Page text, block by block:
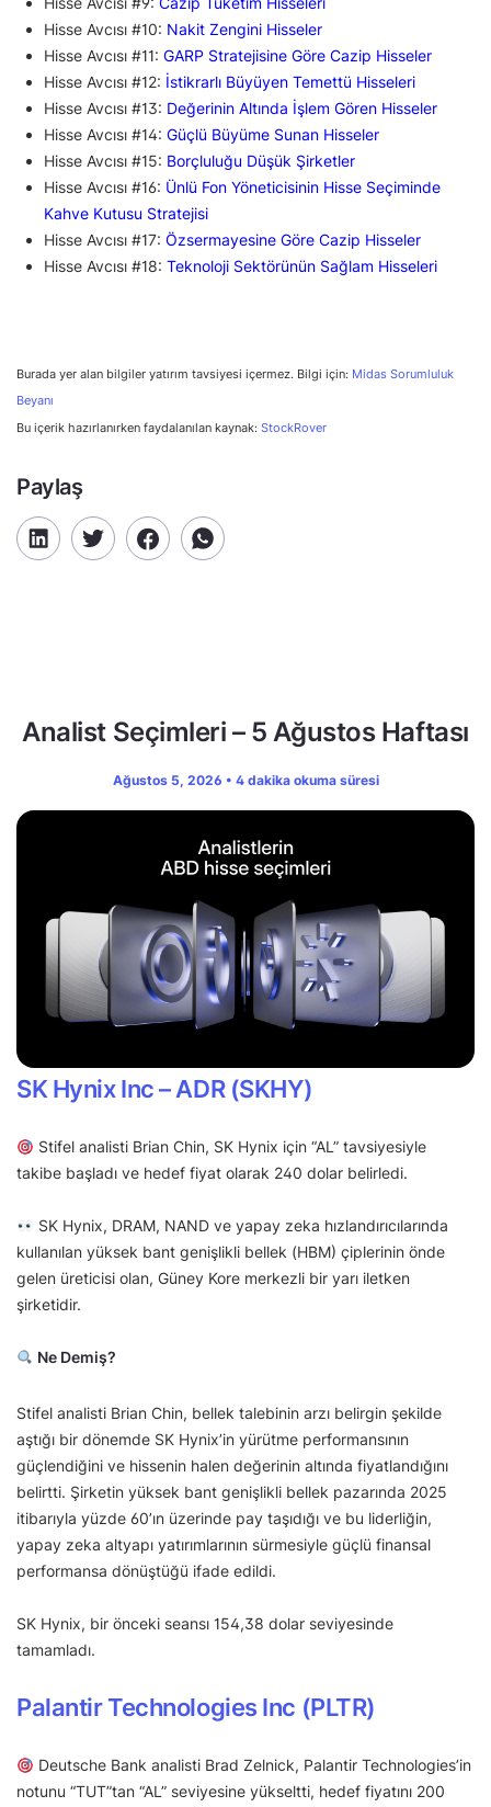
Hisse Avcısı #10: Nakit Zengini Hisseler
Hisse Avcısı #11: GARP Stratejisine Göre Cazip Hisseler
Hisse Avcısı #12: İstikrarlı Büyüyen Temettü Hisseleri
Hisse Avcısı #13: Değerinin Altında İşlem Gören Hisseler
Hisse Avcısı #14: Güçlü Büyüme Sunan Hisseler
Hisse Avcısı #15: Borçluluğu Düşük Şirketler
Hisse Avcısı #16: Ünlü Fon Yöneticisinin Hisse Seçiminde
Kahve Kutusu Stratejisi
Hisse Avcısı #17: Özsermayesine Göre Cazip Hisseler
Hisse Avcısı #18: Teknoloji Sektörünün Sağlam Hisseleri
Burada yer alan bilgiler yatırım tavsiyesi içermez. Bilgi için: Midas Sorumluluk
Beyanı
Bu içerik hazırlanırken faydalanılan kaynak: StockRover
Paylaş
Analist Seçimleri – 5 Ağustos Haftası
Ağustos 5, 2026 • 4 dakika okuma süresi
SK Hynix Inc – ADR (SKHY)
Stifel analisti Brian Chin, SK Hynix için “AL” tavsiyesiyle
takibe başladı ve hedef fiyat olarak 240 dolar belirledi.
SK Hynix, DRAM, NAND ve yapay zeka hızlandırıcılarında
kullanılan yüksek bant genişlikli bellek (HBM) çiplerinin önde
gelen üreticisi olan, Güney Kore merkezli bir yarı iletken
şirketidir.
Ne Demiş?
Stifel analisti Brian Chin, bellek talebinin arzı belirgin şekilde
aştığı bir dönemde SK Hynix’in yürütme performansının
güçlendiğini ve hissenin halen değerinin altında fiyatlandığını
belirtti. Şirketin yüksek bant genişlikli bellek pazarında 2025
itibarıyla yüzde 60’ın üzerinde pay taşıdığı ve bu liderliğin,
yapay zeka altyapı yatırımlarının sürmesiyle güçlü finansal
performansa dönüştüğü ifade edildi.
SK Hynix, bir önceki seansı 154,38 dolar seviyesinde
tamamladı.
Palantir Technologies Inc (PLTR)
Deutsche Bank analisti Brad Zelnick, Palantir Technologies’in
notunu “TUT”tan “AL” seviyesine yükseltti, hedef fiyatını 200